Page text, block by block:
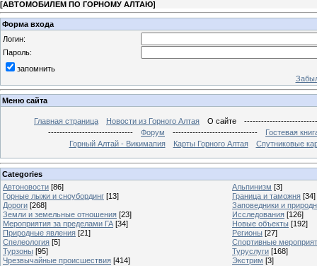
[АВТОМОБИЛЕМ ПО ГОРНОМУ АЛТАЮ]
Форма входа
Логин:
Пароль:
запомнить
Меню сайта
Главная страница Новости из Горного Алтая О сайте
------------------------------
Форум ------------------------------
Гостевая
Горный Алтай - Викимапия
Карты Горного Алтая Спутниковые
Categories
Автоновости [86] Альпинизм [3]
Горные лыжи и сноубординг [13] Граница и таможня [34]
Дороги [268]
Заповедники и
Земли и земельные отношения [23] Исследования [126]
Мероприятия за пределами ГА [34] Новые объекты [192]
Природные явления [21] Регионы [27]
Спелеология [5]
Спортивные
Турзоны [95] Туруслуги [168]
Чрезвычайные происшествия [414] Экстрим [3]